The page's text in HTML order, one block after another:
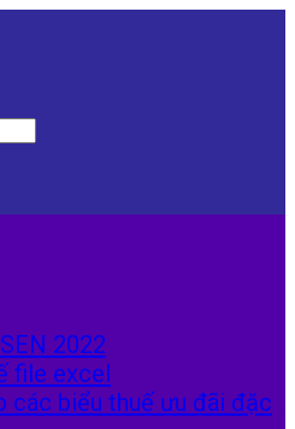
2022
file excel
các biểu thuế ưu đãi đặc